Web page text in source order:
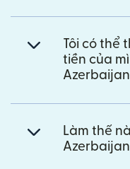
Tôi có thể
tiền của
Làm thế